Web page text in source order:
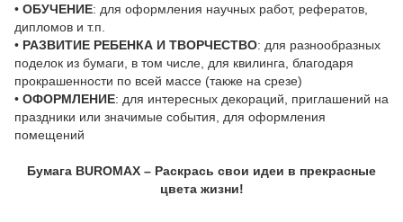
• ОБУЧЕНИЕ: для оформления научных работ, рефератов,
дипломов и т.п.
• РАЗВИТИЕ РЕБЕНКА И ТВОРЧЕСТВО: для разнообразных
поделок из бумаги, в том числе, для квилинга, благодаря
прокрашенности по всей массе (также на срезе)
• ОФОРМЛЕНИЕ: для интересных декораций, приглашений на
праздники или значимые события, для оформления
помещений
Бумага BUROMAX – Раскрась свои идеи в прекрасные
цвета жизни!